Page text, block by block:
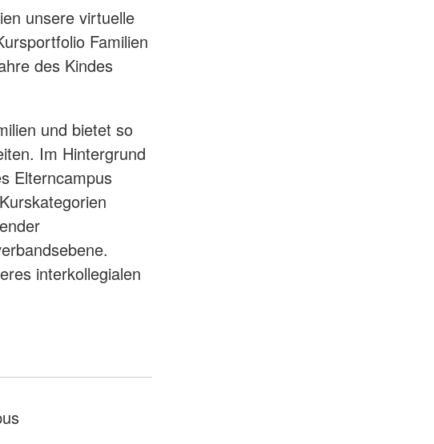
unsere virtuelle
Familien
des Kindes
und bietet so
Im Hintergrund
Elterncampus
interkollegialen